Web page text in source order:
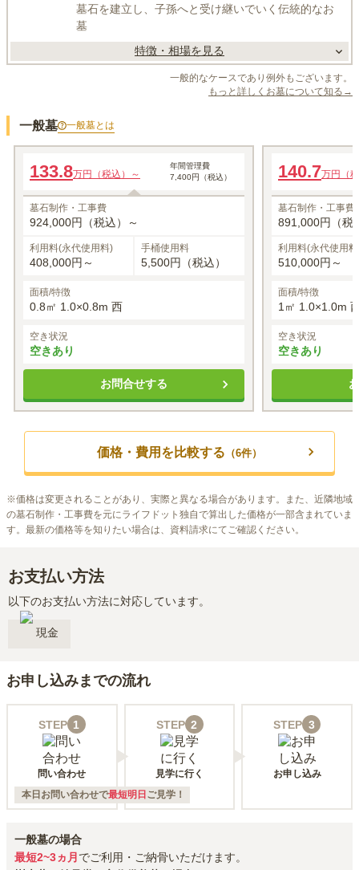
墓石を建立し、子孫へと受け継いでいく伝統的なお
墓
特徴・相場を見る
一般的なケースであり例外もございます。
もっと詳しくお墓について知る→
一般墓 一般墓とは
133.8万円（税込）～
年間管理費
7,400円（税込）
墓石制作・工事費
924,000円（税込）～
利用料(永代使用料)
408,000円～
手桶使用料
5,500円（税込）
面積/特徴
0.8㎡ 1.0×0.8m 西
空き状況
空きあり
お問合せする
140.7万円（
墓石制作・工事費
891,000円（税
利用料(永代使用
510,000円～
面積/特徴
1㎡ 1.0×1.0m
空き状況
空きあり
価格・費用を比較する （6件）
※価格は変更されることがあり、実際と異なる場合があります。また、近隣地域
の墓石制作・工事費を元にライフドット独自で算出した価格が一部含まれていま
す。最新の価格等を知りたい場合は、資料請求にてご確認ください。
お支払い方法
以下のお支払い方法に対応しています。
現金
お申し込みまでの流れ
STEP 1
問い合わせ
STEP 2
見学に行く
STEP 3
お申し込み
本日お問い合わせで最短明日 ご見学！
一般墓の場合
最短2~3ヵ月 でご利用・ご納骨いただけます。